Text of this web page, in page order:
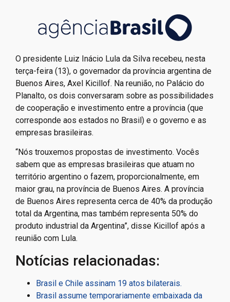
O presidente Luiz Inácio Lula da Silva recebeu, nesta
terça-feira (13), o governador da província argentina de
Buenos Aires, Axel Kicillof. Na reunião, no Palácio do
Planalto, os dois conversaram sobre as possibilidades
de cooperação e investimento entre a província (que
corresponde aos estados no Brasil) e o governo e as
empresas brasileiras.
“Nós trouxemos propostas de investimento. Vocês
sabem que as empresas brasileiras que atuam no
território argentino o fazem, proporcionalmente, em
maior grau, na província de Buenos Aires. A província
de Buenos Aires representa cerca de 40% da produção
total da Argentina, mas também representa 50% do
produto industrial da Argentina”, disse Kicillof após a
reunião com Lula.
Notícias relacionadas:
Brasil e Chile assinam 19 atos bilaterais.
Brasil assume temporariamente embaixada da